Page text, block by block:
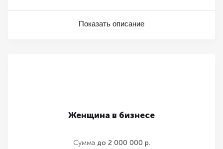
Показать описание
Женщина в бизнесе
Сумма до 2 000 000 р.